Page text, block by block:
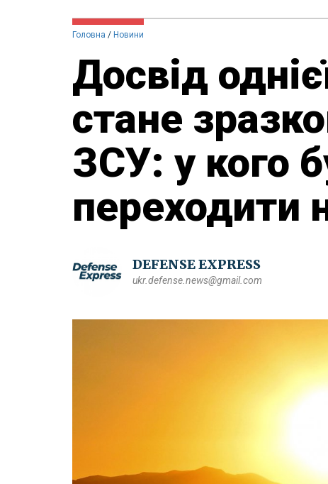
Головна Новини
Досвід
стане
ЗСУ: у кого
переходити
DEFENSE EXPRESS
ukr.defense.news@gmail.com